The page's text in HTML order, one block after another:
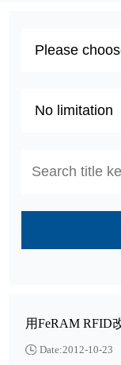
用FeRAM RFID
Date:2012-10-23